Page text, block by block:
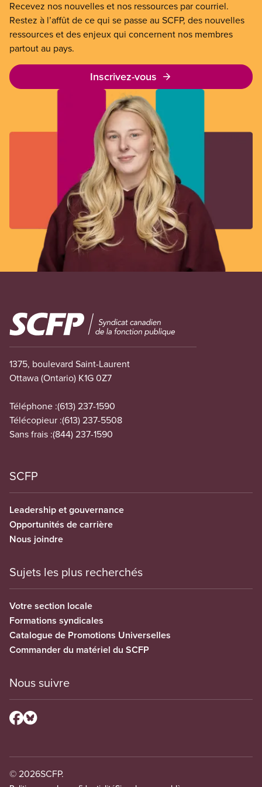
Recevez nos nouvelles et nos ressources par courriel.
Restez à l’affût de ce qui se passe au SCFP, des nouvelles
ressources et des enjeux qui concernent nos membres
partout au pays.
Inscrivez-vous
Image
1375, boulevard Saint-Laurent
Ottawa (Ontario) K1G 0Z7
Téléphone :(613) 237-1590
Télécopieur :(613) 237-5508
Sans frais :(844) 237-1590
SCFP
Leadership et gouvernance
Opportunités de carrière
Nous joindre
Sujets les plus recherchés
Votre section locale
Formations syndicales
Catalogue de Promotions Universelles
Commander du matériel du SCFP
Nous suivre
© 2026SCFP.